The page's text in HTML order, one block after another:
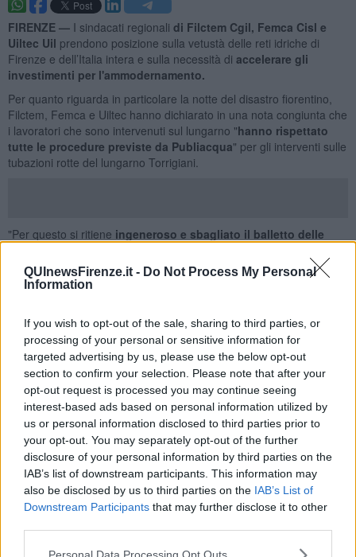
QUInewsFirenze.it - Do Not Process My Personal
Information
If you wish to opt-out of the sale, sharing to third parties, or
processing of your personal or sensitive information for
targeted advertising by us, please use the below opt-out
section to confirm your selection. Please note that after your
opt-out request is processed you may continue seeing
interest-based ads based on personal information utilized by
us or personal information disclosed to third parties prior to
your opt-out. You may separately opt-out of the further
disclosure of your personal information by third parties on the
IAB’s list of downstream participants. This information may
also be disclosed by us to third parties on the IAB’s List of
Downstream Participants that may further disclose it to other
FIRENZE — I sindacati regionali di Filctem Cgil, Femca Cisl e
Uiltec Uil prendono posizione sulla vetustà delle reti idriche di
Firenze e dell’Italia intera e sulla necessità di accelerare gli
investimenti per l'ammodernamento.
Per quanto riguarda in particolare la notte del disastro fiorentino,
Filctem, Femca e Uiltec hanno dichiarato in una nota congiunta che
i lavoratori che sono intervenuti sul lungarno "hanno rispettato
tutte le procedure previste da Publiacqua" per gli interventi sulle
tubazioni rotte del lungarno Torrigiani.
"Per questo si ritiene ingeneroso e sbagliato il balletto delle
senza un'analisi precisa dell'accaduto - dicono i sindacati -
Richiamiamo tutti i soggetti coinvolti a una maggiore attenzione".
della procura a cui i sindacati guardano, come sempre, con fiducia
e rispetto - proseguono i sindacati di categoria - il sistema idrico
italiano richiede ingenti interventi per superare le criticità
infrastrutturali il cui costo è stimato in diverse decine di miliardi di
euro per l’intero Paese e in circa6 miliardiper la Toscana".
"La rete idrica delle grandi città storiche si basa infatti su opere
realizzate, in buona parte, nel periodo a cavallo della seconda
guerra mondiale o in quello subito successivo - aggiungono i
sindacati - La tubazione di Lungarno Torrigiani, da 600 dn, rientra
tra quelle posate da circa70 anni. Per questo il tema degli
investimentiassume grande rilevanza e richiama le aziende di
gestione e gli enti locali proprietari alla responsabilità di definire le
sulle tariffe applcate ai cittadini, ad esempiodistribuendo
meno utiliai soci e dedicandone parte ad investimenti".